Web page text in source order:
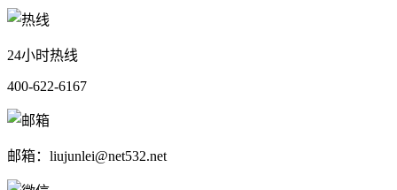
24小时热线
400-622-6167
邮箱：liujunlei@net532.net